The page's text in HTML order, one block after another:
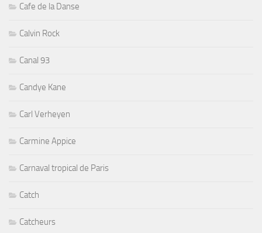
Cafe de la Danse
Calvin Rock
Canal 93
Candye Kane
Carl Verheyen
Carmine Appice
Carnaval tropical de Paris
Catch
Catcheurs